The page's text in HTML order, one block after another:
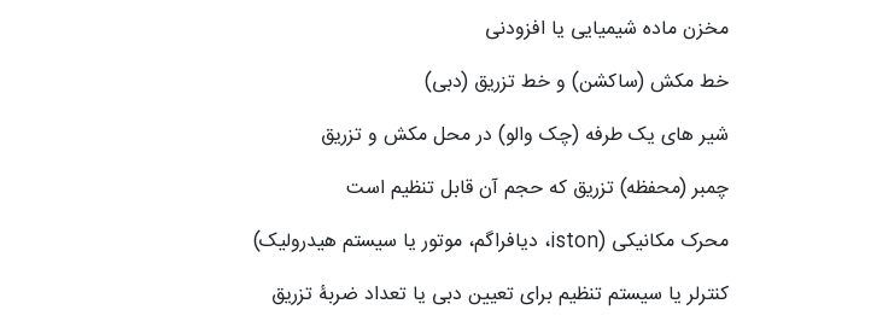
مخزن ماده شیمیایی یا افزودنی
خط مکش (ساکشن) و خط تزریق (دبی)
شیر های یک‌ طرفه (چک‌ والو) در محل مکش و تزریق
چمبر (محفظه) تزریق که حجم آن قابل تنظیم است
محرک مکانیکی (iston، دیافراگم، موتور یا سیستم هیدرولیک)
کنترلر یا سیستم تنظیم برای تعیین دبی یا تعداد ضربۀ تزریق